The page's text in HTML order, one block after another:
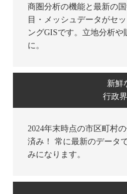
商圏分析の機能と最新の
目・メッシュデータがセ
ングGISです。立地分析
に。
新鮮
行政
2024年末時点の市区町村
済み！ 常に最新のデータ
みになります。